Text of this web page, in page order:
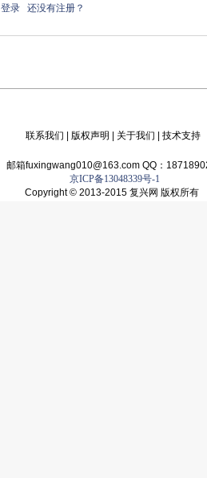
登录 还没有注册？
联系我们 版权声明 关于我们 技术支持
邮箱fuxingwang010@163.com QQ：
京ICP备13048339号-1
Copyright © 2013-2015 复兴网 版权所有